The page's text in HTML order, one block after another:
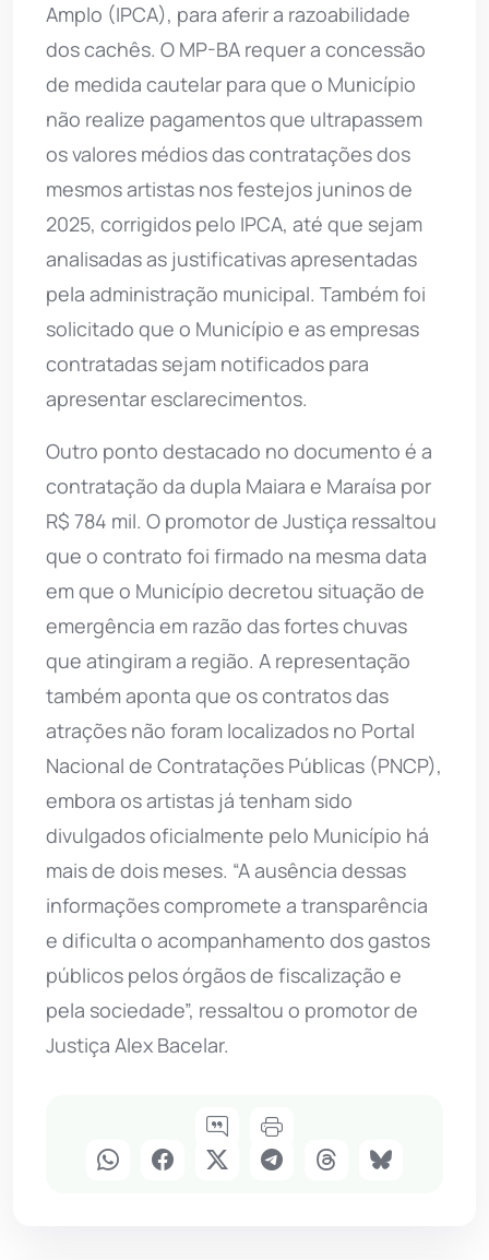
Amplo (IPCA), para aferir a razoabilidade
dos cachês. O MP-BA requer a concessão
de medida cautelar para que o Município
não realize pagamentos que ultrapassem
os valores médios das contratações dos
mesmos artistas nos festejos juninos de
2025, corrigidos pelo IPCA, até que sejam
analisadas as justificativas apresentadas
pela administração municipal. Também foi
solicitado que o Município e as empresas
contratadas sejam notificados para
apresentar esclarecimentos.
Outro ponto destacado no documento é a
contratação da dupla Maiara e Maraísa por
R$ 784 mil. O promotor de Justiça ressaltou
que o contrato foi firmado na mesma data
em que o Município decretou situação de
emergência em razão das fortes chuvas
que atingiram a região. A representação
também aponta que os contratos das
atrações não foram localizados no Portal
Nacional de Contratações Públicas (PNCP),
embora os artistas já tenham sido
divulgados oficialmente pelo Município há
mais de dois meses. “A ausência dessas
informações compromete a transparência
e dificulta o acompanhamento dos gastos
públicos pelos órgãos de fiscalização e
pela sociedade”, ressaltou o promotor de
Justiça Alex Bacelar.